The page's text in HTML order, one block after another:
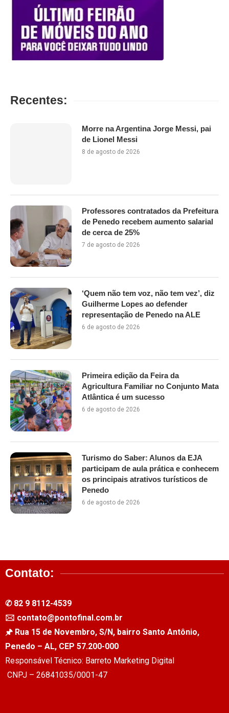
Recentes:
Morre na Argentina Jorge Messi, pai
de Lionel Messi
8 de agosto de 2026
Professores contratados da Prefeitura
de Penedo recebem aumento salarial
de cerca de 25%
7 de agosto de 2026
‘Quem não tem voz, não tem vez’, diz
Guilherme Lopes ao defender
representação de Penedo na ALE
6 de agosto de 2026
Primeira edição da Feira da
Agricultura Familiar no Conjunto Mata
Atlântica é um sucesso
6 de agosto de 2026
Turismo do Saber: Alunos da EJA
participam de aula prática e conhecem
os principais atrativos turísticos de
Penedo
6 de agosto de 2026
Contato:
✆ 82 9 8112-4539
🖂 contato@pontofinal.com.br
🖈 Rua 15 de Novembro, S/N, bairro Santo Antônio,
Penedo – AL, CEP 57.200-000
Responsável Técnico: Barreto Marketing Digital
CNPJ – 26841035/0001-47